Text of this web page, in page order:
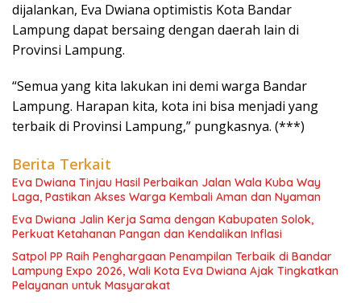
dijalankan, Eva Dwiana optimistis Kota Bandar
Lampung dapat bersaing dengan daerah lain di
Provinsi Lampung.
“Semua yang kita lakukan ini demi warga Bandar
Lampung. Harapan kita, kota ini bisa menjadi yang
terbaik di Provinsi Lampung,” pungkasnya. (***)
Berita Terkait
Eva Dwiana Tinjau Hasil Perbaikan Jalan Wala Kuba Way
Laga, Pastikan Akses Warga Kembali Aman dan Nyaman
Eva Dwiana Jalin Kerja Sama dengan Kabupaten Solok,
Perkuat Ketahanan Pangan dan Kendalikan Inflasi
Satpol PP Raih Penghargaan Penampilan Terbaik di Bandar
Lampung Expo 2026, Wali Kota Eva Dwiana Ajak Tingkatkan
Pelayanan untuk Masyarakat